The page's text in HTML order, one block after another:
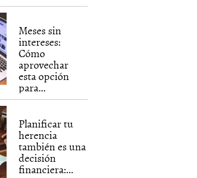
Meses sin
intereses:
Cómo
aprovechar
esta opción
para...
Planificar tu
herencia
también es una
decisión
financiera:...